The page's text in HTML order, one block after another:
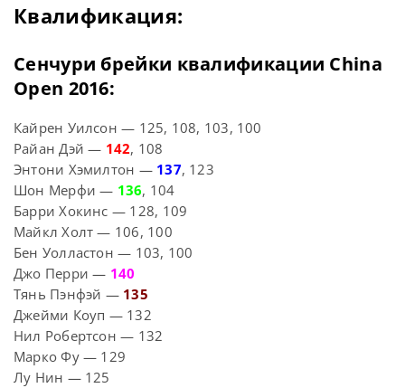
Квалификация:
Сенчури брейки квалификации China
Open 2016:
Кайрен Уилсон — 125, 108, 103, 100
Райан Дэй — 142, 108
Энтони Хэмилтон — 137, 123
Шон Мерфи — 136, 104
Барри Хокинс — 128, 109
Майкл Холт — 106, 100
Бен Уолластон — 103, 100
Джо Перри — 140
Тянь Пэнфэй — 135
Джейми Коуп — 132
Нил Робертсон — 132
Марко Фу — 129
Лу Нин — 125